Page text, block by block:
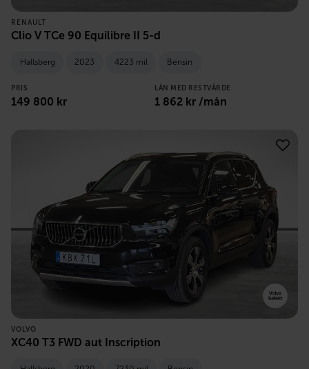
RENAULT
Clio V TCe 90 Equilibre II 5-d
Hallsberg 2023 4223 mil Bensin
PRIS
149 800 kr
LÅN MED RESTVÄRDE
1 862 kr /mån
VOLVO
XC40 T3 FWD aut Inscription